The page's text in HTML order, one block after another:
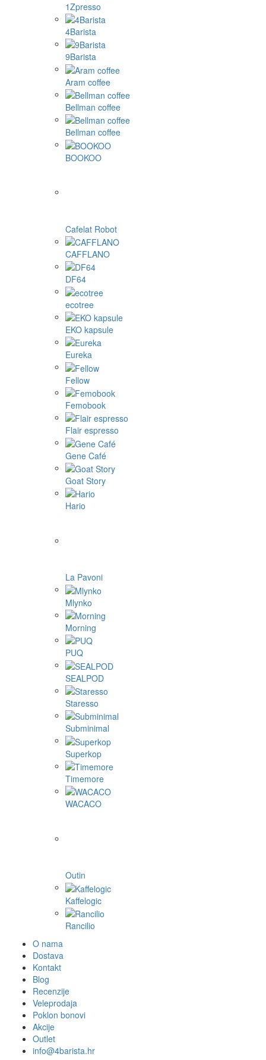
1Zpresso
4Barista
9Barista
Aram coffee
Bellman coffee
Bellman coffee
BOOKOO
Cafelat Robot
CAFFLANO
DF64
ecotree
EKO kapsule
Eureka
Fellow
Femobook
Flair espresso
Gene Café
Goat Story
Hario
La Pavoni
Mlynko
Morning
PUQ
SEALPOD
Staresso
Subminimal
Superkop
Timemore
WACACO
Outin
Kaffelogic
Rancilio
O nama
Dostava
Kontakt
Blog
Recenzije
Veleprodaja
Poklon bonovi
Akcije
Outlet
info@4barista.hr